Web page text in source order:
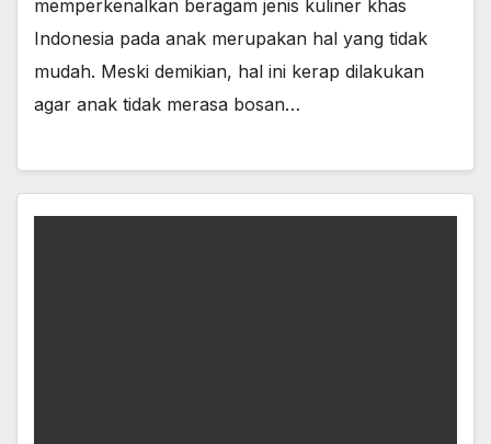
memperkenalkan beragam jenis kuliner khas
Indonesia pada anak merupakan hal yang tidak
mudah. Meski demikian, hal ini kerap dilakukan
agar anak tidak merasa bosan…